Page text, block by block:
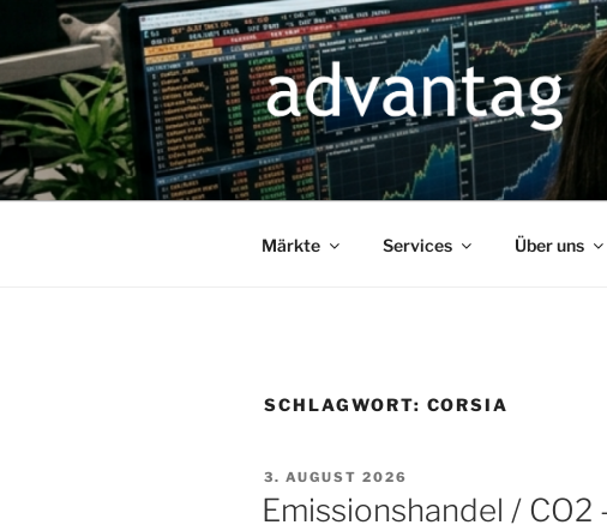
springen
Märkte Services Über uns
SCHLAGWORT: CORSIA
VERÖFFENTLICHT
AM
3. AUGUST 2026
Emissionshandel /